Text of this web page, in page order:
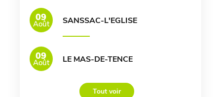
09
Août SANSSAC-L'EGLISE
09
Août LE MAS-DE-TENCE
Tout voir